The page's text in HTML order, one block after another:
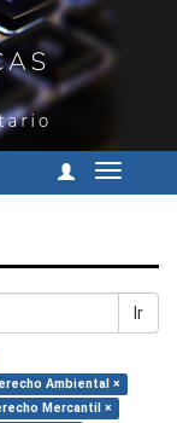
Cambiar
Ir
Ambiental ×
Mercantil ×